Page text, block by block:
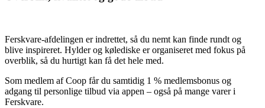
Ferskvare-afdelingen er indrettet, så du nemt kan finde rundt og
blive inspireret. Hylder og kølediske er organiseret med fokus på
overblik, så du hurtigt kan få det hele med.
Som medlem af Coop får du samtidig 1 % medlemsbonus og
adgang til personlige tilbud via appen – også på mange varer i
Ferskvare.